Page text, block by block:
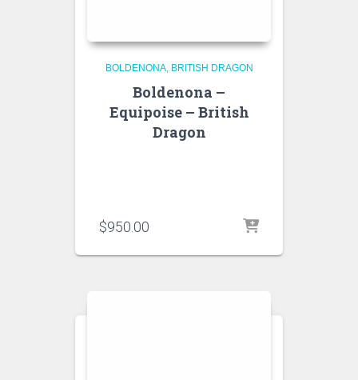
BOLDENONA BRITISH DRAGON
Boldenona –
Equipoise – British
Dragon
$950.00